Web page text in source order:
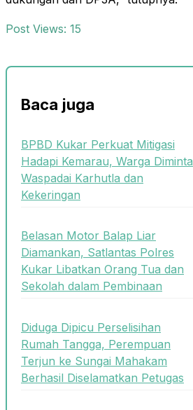
Post Views: 15
Baca juga
BPBD Kukar Perkuat Mitigasi
Hadapi Kemarau, Warga Diminta
Waspadai Karhutla dan
Kekeringan
Belasan Motor Balap Liar
Diamankan, Satlantas Polres
Kukar Libatkan Orang Tua dan
Sekolah dalam Pembinaan
Diduga Dipicu Perselisihan
Rumah Tangga, Perempuan
Terjun ke Sungai Mahakam
Berhasil Diselamatkan Petugas